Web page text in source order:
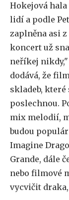
Hokejová
lidí a podle
zaplněna asi
koncert už
neříkej nikdy,"
dodává, že
skladeb, které
poslechnou.
mix melodií,
budou
Imagine
Grande, dále
nebo filmové
vycvičit